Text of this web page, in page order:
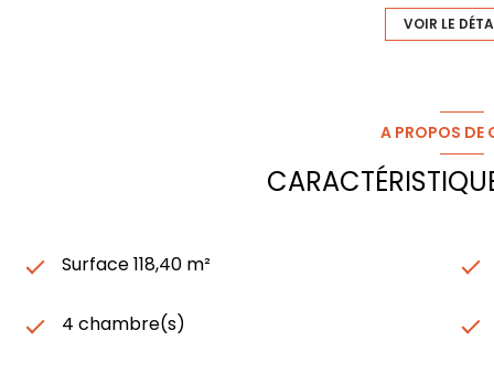
VOIR LE
A PROPOS DE
Surface 118,40 m²
4 chambre(s)